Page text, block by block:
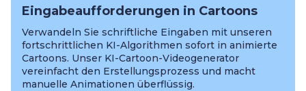
Eingabeaufforderungen in Cartoons
Verwandeln Sie schriftliche Eingaben mit unseren
fortschrittlichen KI-Algorithmen sofort in animierte
Cartoons. Unser KI-Cartoon-Videogenerator
vereinfacht den Erstellungsprozess und macht
manuelle Animationen überflüssig.